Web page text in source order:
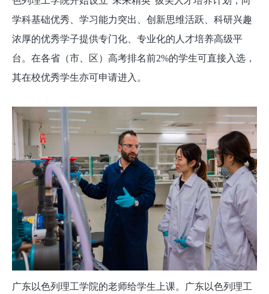
学科基础优秀、学习能力突出、创新思维活跃、科研兴趣
浓厚的优秀学子提供专门化、专业化的人才培养高级平
台。在各省（市、区）高考排名前2%的学生可直接入选，
其在校优秀学生亦可申请进入。
广东以色列理工学院的老师给学生上课。广东以色列理工